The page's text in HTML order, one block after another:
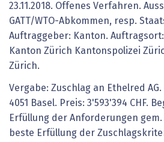
23.11.2018. Offenes Verfahren.
GATT/WTO-Abkommen, resp.
Auftraggeber: Kanton.
Kanton Zürich Kantonspolizei
Zürich.
Vergabe: Zuschlag an Ethelred
4051 Basel. Preis: 3'593'394 CHF.
Erfüllung der Anforderungen
beste Erfüllung der